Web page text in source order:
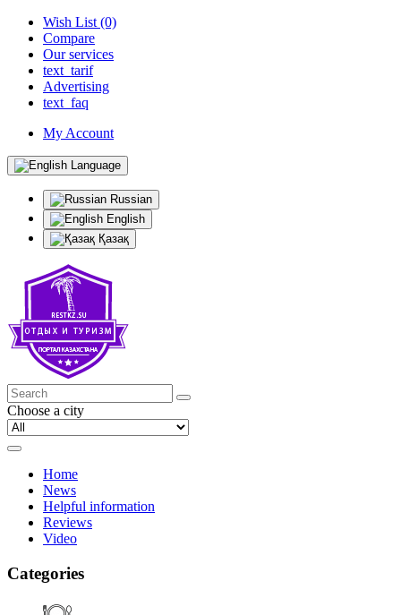
Wish List (0)
Compare
Our services
text_tarif
Advertising
text_faq
My Account
Language
Russian
English
Қазақ
Choose a city
Home
News
Helpful information
Reviews
Video
Categories